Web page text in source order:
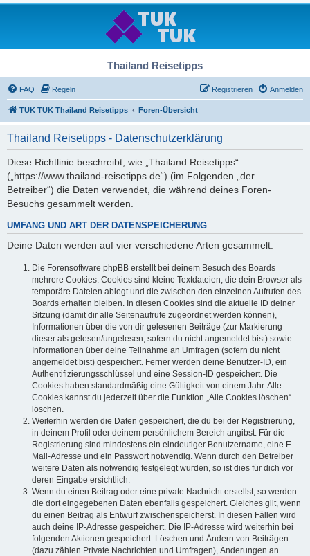
Thailand Reisetipps
FAQ Regeln Anmelden
Registrieren
TUK TUK Thailand Reisetipps Foren-Übersicht
Thailand Reisetipps - Datenschutzerklärung
Diese Richtlinie beschreibt, wie „Thailand Reisetipps“
(„https://www.thailand-reisetipps.de“) (im Folgenden „der
Betreiber“) die Daten verwendet, die während deines Foren-
Besuchs gesammelt werden.
UMFANG UND ART DER DATENSPEICHERUNG
Deine Daten werden auf vier verschiedene Arten gesammelt:
Die Forensoftware phpBB erstellt bei deinem Besuch des Boards
mehrere Cookies. Cookies sind kleine Textdateien, die dein Browser als
temporäre Dateien ablegt und die zwischen den einzelnen Aufrufen des
Boards erhalten bleiben. In diesen Cookies sind die aktuelle ID deiner
Sitzung (damit dir alle Seitenaufrufe zugeordnet werden können),
Informationen über die von dir gelesenen Beiträge (zur Markierung
dieser als gelesen/ungelesen; sofern du nicht angemeldet bist) sowie
Informationen über deine Teilnahme an Umfragen (sofern du nicht
angemeldet bist) gespeichert. Ferner werden deine Benutzer-ID, ein
Authentifizierungsschlüssel und eine Session-ID gespeichert. Die
Cookies haben standardmäßig eine Gültigkeit von einem Jahr. Alle
Cookies kannst du jederzeit über die Funktion „Alle Cookies löschen“
löschen.
Weiterhin werden die Daten gespeichert, die du bei der Registrierung,
in deinem Profil oder deinem persönlichem Bereich angibst. Für die
Registrierung sind mindestens ein eindeutiger Benutzername, eine E-
Mail-Adresse und ein Passwort notwendig. Wenn durch den Betreiber
weitere Daten als notwendig festgelegt wurden, so ist dies für dich vor
deren Eingabe ersichtlich.
Wenn du einen Beitrag oder eine private Nachricht erstellst, so werden
die dort eingegebenen Daten ebenfalls gespeichert. Gleiches gilt, wenn
du einen Beitrag als Entwurf zwischenspeicherst. In diesen Fällen wird
auch deine IP-Adresse gespeichert. Die IP-Adresse wird weiterhin bei
folgenden Aktionen gespeichert: Löschen und Ändern von Beiträgen
(dazu zählen Private Nachrichten und Umfragen), Änderungen an